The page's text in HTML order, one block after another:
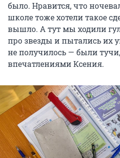
было. Нравится, что
школе тоже хотели такое
вышло. А тут мы ходили
про звезды и пытались их
не получилось — были
впечатлениями Ксения.